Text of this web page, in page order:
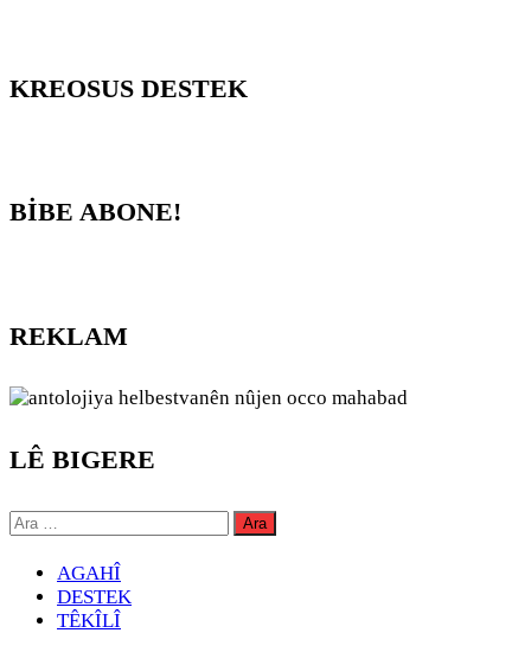
KREOSUS DESTEK
BİBE ABONE!
REKLAM
LÊ BIGERE
Arama:
AGAHÎ
DESTEK
TÊKÎLÎ